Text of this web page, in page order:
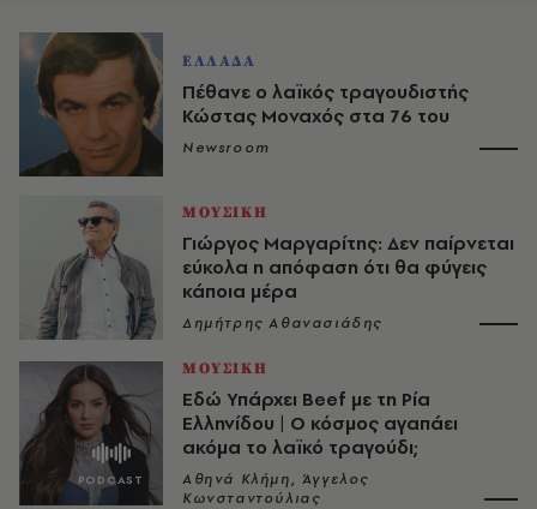
ΕΛΛΑΔΑ
Πέθανε ο λαϊκός τραγουδιστής
Κώστας Μοναχός στα 76 του
Newsroom
ΜΟΥΣΙΚΗ
Γιώργος Μαργαρίτης: Δεν παίρνεται
εύκολα η απόφαση ότι θα φύγεις
κάποια μέρα
Δημήτρης Αθανασιάδης
ΜΟΥΣΙΚΗ
Εδώ Υπάρχει Beef με τη Ρία
Ελληνίδου | Ο κόσμος αγαπάει
ακόμα το λαϊκό τραγούδι;
Αθηνά Κλήμη, Άγγελος
Κωνσταντούλιας